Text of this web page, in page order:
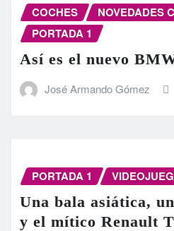
COCHES
NOVEDADES
PORTADA 1
Así es el nuevo
José Armando Gómez
PORTADA 1
Una bala asiática,
y el mítico Renault